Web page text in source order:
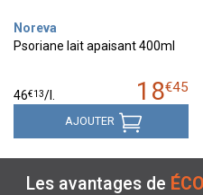
Noreva
Psoriane lait apaisant 400ml
18€45
46€13/
AJOUTER
Les avantages de